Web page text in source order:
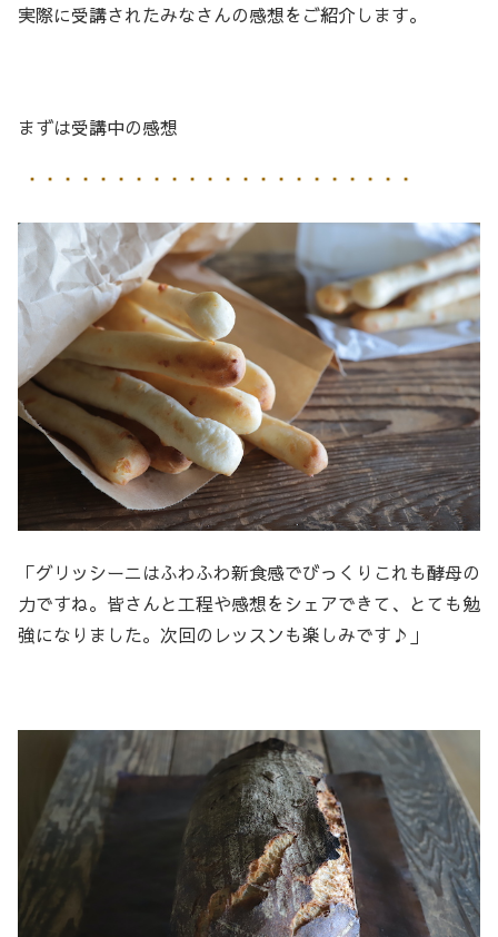
実際に受講されたみなさんの感想をご紹介します。
まずは受講中の感想
「グリッシーニはふわふわ新食感でびっくりこれも酵母の
力ですね。皆さんと工程や感想をシェアできて、とても勉
強になりました。次回のレッスンも楽しみです♪」